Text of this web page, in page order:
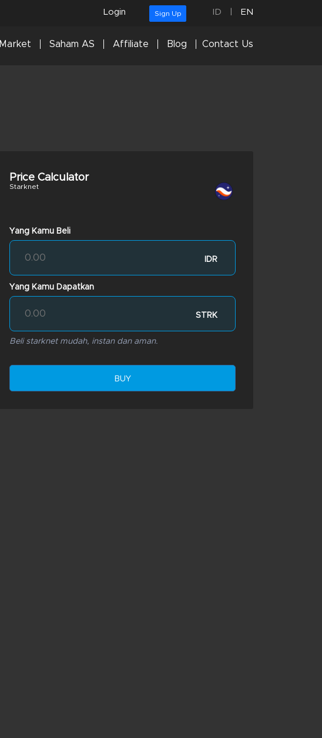
Login Sign Up ID EN
Market Saham AS Affiliate Blog Contact Us
Price Calculator
Starknet
Yang Kamu Beli
IDR
Yang Kamu Dapatkan
STRK
Beli starknet mudah, instan dan aman.
BUY